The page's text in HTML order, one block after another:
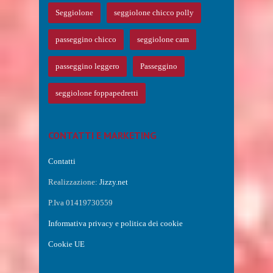
Seggiolone seggiolone chicco polly
passeggino chicco seggiolone cam
passeggino leggero Passeggino
seggiolone foppapedretti
CONTATTI E MARKETING
Contatti
Realizzazione: Jizzy.net
P.Iva 01419730559
Informativa privacy e politica dei cookie
Cookie UE